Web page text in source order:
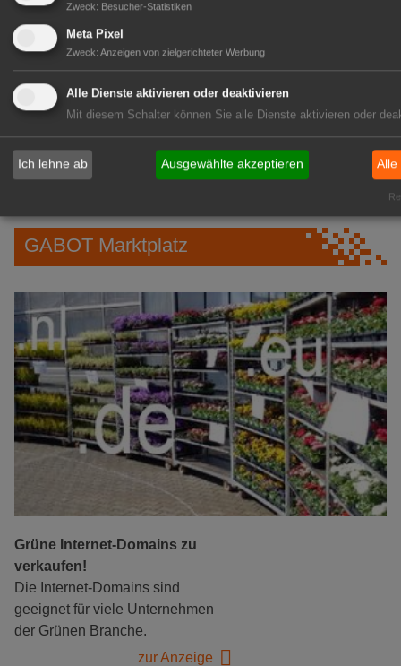
GABOT Immobilienangebote
1A-Lage, ihre Chance in der
grünen Branche
IHREN Betrieb!
GABOT Marktplatz
Grüne Internet-Domains zu
verkaufen!
Die Internet-Domains sind
geeignet für viele Unternehmen
der Grünen Branche.
zur Anzeige
Zweck: Besucher-Statistiken
Meta Pixel
Zweck: Anzeigen von zielgerichteter Werbung
Alle Dienste aktivieren oder deaktivieren
Mit diesem Schalter können Sie alle Dienste aktivieren oder
Ich lehne ab Ausgewählte akzeptieren Alle